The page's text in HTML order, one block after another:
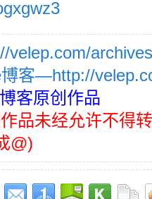
velep.com/
博客—http://
客原创作品
品未经允许不得
@)